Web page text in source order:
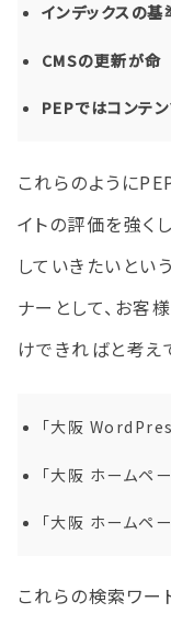
インデックスの
CMSの更新が命
PEPではコンテ
これらのように
イトの評価を強く
していきたいとい
ナーとして、お客
けできればと考え
「大阪
「大阪 ホームペ
「大阪 ホームペ
これらの検索ワー